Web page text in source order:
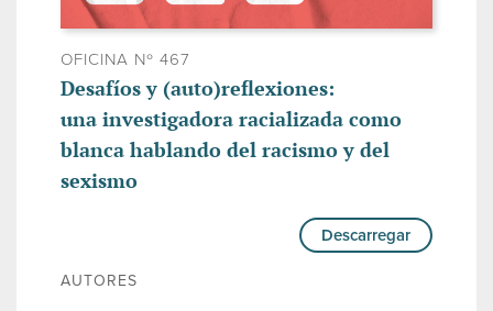
OFICINA Nº 467
Desafíos y (auto)reflexiones:
una investigadora racializada como
blanca hablando del racismo y del
sexismo
Descarregar
AUTORES